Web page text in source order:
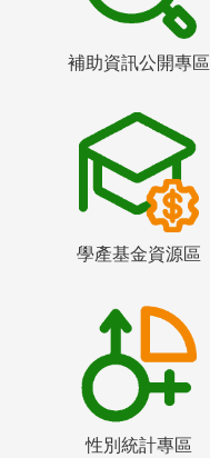
補助資訊公開專區
學產基金資源區
性別統計專區